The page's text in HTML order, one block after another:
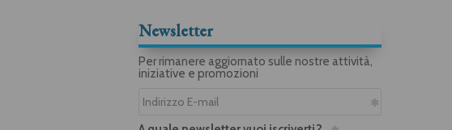
Newsletter
Per rimanere aggiornato sulle nostre attività,
iniziative e promozioni